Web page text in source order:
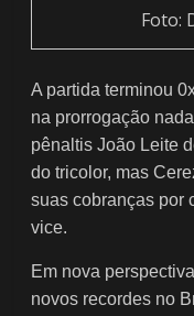
Foto:
A partida terminou
na prorrogação
pênaltis João Leite
do tricolor, mas
suas cobranças por
vice.
Em nova
novos recordes no